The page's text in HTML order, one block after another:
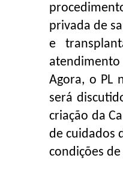
privada de
e
atendimento
Agora, o PL
será
criação da
de cuidados
condições